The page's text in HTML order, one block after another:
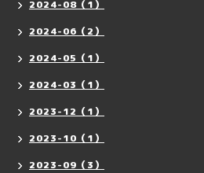
2024-08（1）
2024-06（2）
2024-05（1）
2024-03（1）
2023-12（1）
2023-10（1）
2023-09（3）